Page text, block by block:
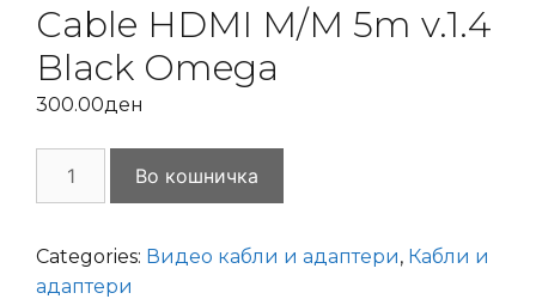
Cable HDMI M/M 5m v.1.4
Black Omega
300.00ден
5m
v.1.4
Во кошничка
Categories: Видео кабли и адаптери, Кабли и
адаптери